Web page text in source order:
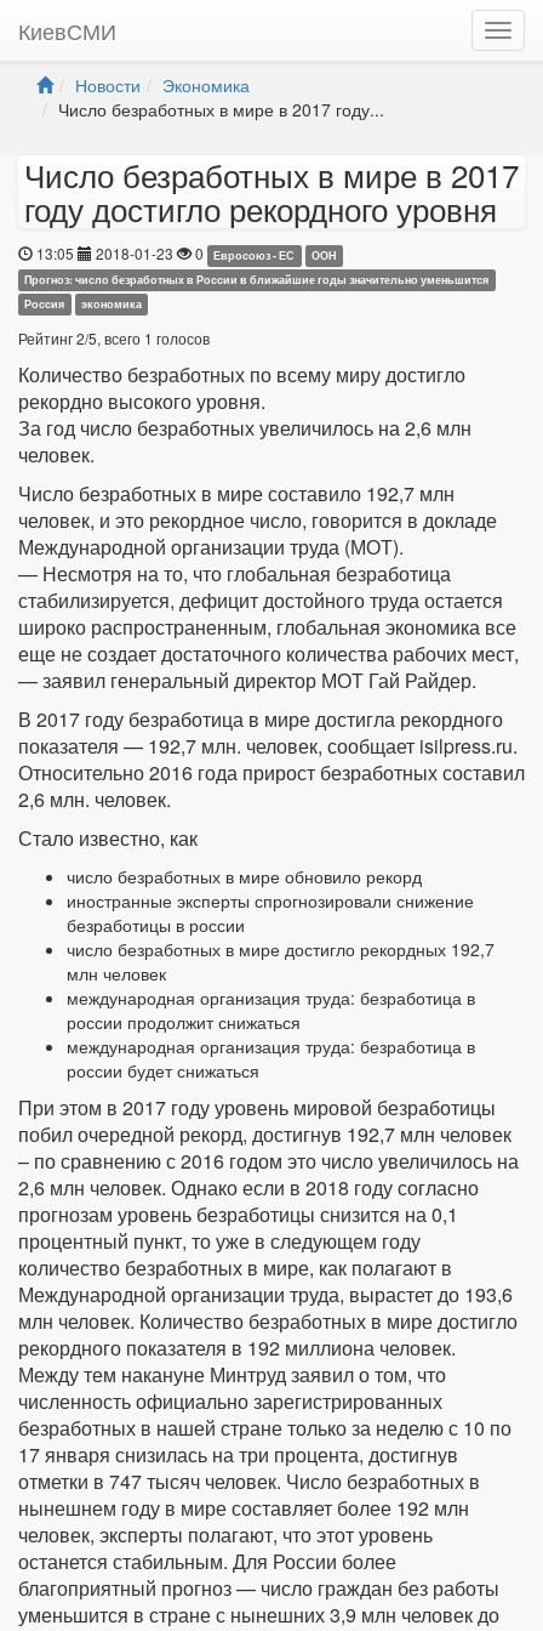
КиевСМИ
Новости
Экономика
Число безработных в мире в 2017 году...
Число безработных в мире в 2017
году достигло рекордного уровня
13:05 2018-01-23 0 Евросоюз - ЕС
ООН
Прогноз: число безработных в России в ближайшие годы значительно уменьшится
Россия
экономика
Рейтинг2/5, всего 1 голосов
Количество безработных по всему миру достигло
рекордно высокого уровня.
За год число безработных увеличилось на 2,6 млн
человек.
Число безработных в мире составило 192,7 млн
человек, и это рекордное число, говорится в докладе
Международной организации труда (МОТ).
— Несмотря на то, что глобальная безработица
стабилизируется, дефицит достойного труда остается
широко распространенным, глобальная экономика все
еще не создает достаточного количества рабочих мест,
— заявил генеральный директор МОТ Гай Райдер.
В 2017 году безработица в мире достигла рекордного
показателя — 192,7 млн. человек, сообщает isilpress.ru.
Относительно 2016 года прирост безработных составил
2,6 млн. человек.
Стало известно, как
число безработных в мире обновило рекорд
иностранные эксперты спрогнозировали снижение
безработицы в россии
число безработных в мире достигло рекордных 192,7
млн человек
международная организация труда: безработица в
россии продолжит снижаться
международная организация труда: безработица в
россии будет снижаться
При этом в 2017 году уровень мировой безработицы
побил очередной рекорд, достигнув 192,7 млн человек
– по сравнению с 2016 годом это число увеличилось на
2,6 млн человек. Однако если в 2018 году согласно
прогнозам уровень безработицы снизится на 0,1
процентный пункт, то уже в следующем году
количество безработных в мире, как полагают в
Международной организации труда, вырастет до 193,6
млн человек. Количество безработных в мире достигло
рекордного показателя в 192 миллиона человек.
Между тем накануне Минтруд заявил о том, что
численность официально зарегистрированных
безработных в нашей стране только за неделю с 10 по
17 января снизилась на три процента, достигнув
отметки в 747 тысяч человек. Число безработных в
нынешнем году в мире составляет более 192 млн
человек, эксперты полагают, что этот уровень
останется стабильным. Для России более
благоприятный прогноз — число граждан без работы
уменьшится в стране с нынешних 3,9 млн человек до